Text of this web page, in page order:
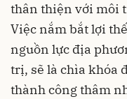
thân thiện với môi
Việc nắm bắt lợi
nguồn lực địa
trị, sẽ là chìa khóa
thành công thâm